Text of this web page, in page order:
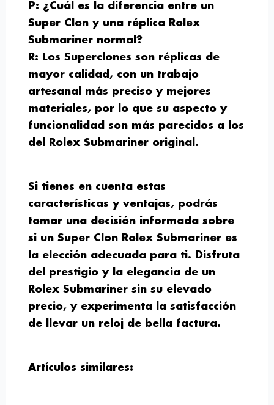
P: ¿Cuál es la diferencia entre un
Super Clon y una réplica Rolex
Submariner normal?
R: Los Superclones son réplicas de
mayor calidad, con un trabajo
artesanal más preciso y mejores
materiales, por lo que su aspecto y
funcionalidad son más parecidos a los
del Rolex Submariner original.
Si tienes en cuenta estas
características y ventajas, podrás
tomar una decisión informada sobre
si un Super Clon Rolex Submariner es
la elección adecuada para ti. Disfruta
del prestigio y la elegancia de un
Rolex Submariner sin su elevado
precio, y experimenta la satisfacción
de llevar un reloj de bella factura.
Artículos similares: